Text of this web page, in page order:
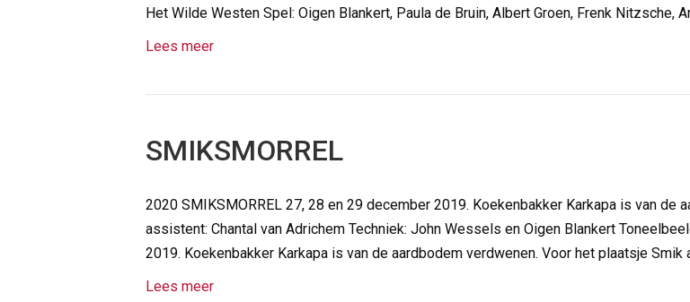
Het Wilde Westen Spel: Oigen Blankert, Paula de Bruin, Albert Groen, Frenk Nitzsche,
Lees meer
SMIKSMORREL
2020 SMIKSMORREL 27, 28 en 29 december 2019. Koekenbakker Karkapa is van de
assistent: Chantal van Adrichem Techniek: John Wessels en Oigen Blankert
2019. Koekenbakker Karkapa is van de aardbodem verdwenen. Voor het plaatsje Smik
Lees meer